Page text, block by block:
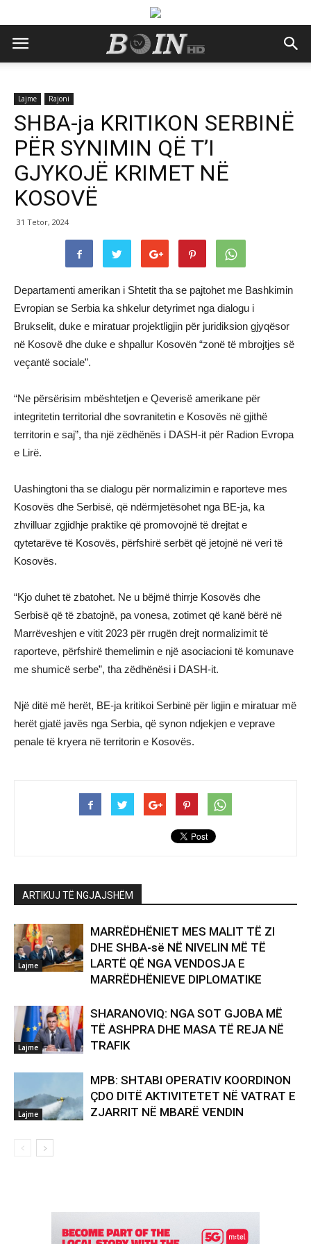
Lajme Rajoni
SHBA-ja KRITIKON SERBINË
PËR SYNIMIN QË T’I
GJYKOJË KRIMET NË
KOSOVË
31 Tetor, 2024
Departamenti amerikan i Shtetit tha se pajtohet me Bashkimin
Evropian se Serbia ka shkelur detyrimet nga dialogu i
Brukselit, duke e miratuar projektligjin për juridiksion gjyqësor
në Kosovë dhe duke e shpallur Kosovën “zonë të mbrojtjes së
veçantë sociale”.
“Ne përsërisim mbështetjen e Qeverisë amerikane për
integritetin territorial dhe sovranitetin e Kosovës në gjithë
territorin e saj”, tha një zëdhënës i DASH-it për Radion Evropa
e Lirë.
Uashingtoni tha se dialogu për normalizimin e raporteve mes
Kosovës dhe Serbisë, që ndërmjetësohet nga BE-ja, ka
zhvilluar zgjidhje praktike që promovojnë të drejtat e
qytetarëve të Kosovës, përfshirë serbët që jetojnë në veri të
Kosovës.
“Kjo duhet të zbatohet. Ne u bëjmë thirrje Kosovës dhe
Serbisë që të zbatojnë, pa vonesa, zotimet që kanë bërë në
Marrëveshjen e vitit 2023 për rrugën drejt normalizimit të
raporteve, përfshirë themelimin e një asociacioni të komunave
me shumicë serbe”, tha zëdhënësi i DASH-it.
Një ditë më herët, BE-ja kritikoi Serbinë për ligjin e miratuar më
herët gjatë javës nga Serbia, që synon ndjekjen e veprave
penale të kryera në territorin e Kosovës.
ARTIKUJ TË NGJAJSHËM
Lajme
MARRËDHËNIET MES MALIT TË ZI
DHE SHBA-së NË NIVELIN MË TË
LARTË QË NGA VENDOSJA E
MARRËDHËNIEVE DIPLOMATIKE
Lajme
SHARANOVIQ: NGA SOT GJOBA MË
TË ASHPRA DHE MASA TË REJA NË
TRAFIK
Lajme
MPB: SHTABI OPERATIV KOORDINON
ÇDO DITË AKTIVITETET NË VATRAT E
ZJARRIT NË MBARË VENDIN